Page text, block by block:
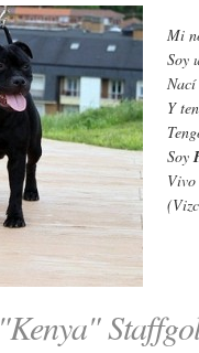
Mi
Soy
Y
Soy
Vivo
"Kenya"